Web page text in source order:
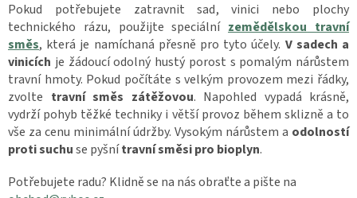
Pokud potřebujete zatravnit sad, vinici nebo plochy
technického rázu, použijte speciální zemědělskou travní
směs, která je namíchaná přesně pro tyto účely. V sadech a
vinicích je žádoucí odolný hustý porost s pomalým nárůstem
travní hmoty. Pokud počítáte s velkým provozem mezi řádky,
zvolte travní směs zátěžovou. Napohled vypadá krásně,
vydrží pohyb těžké techniky i větší provoz během sklizně a to
vše za cenu minimální údržby. Vysokým nárůstem a odolností
proti suchuse pyšnítravní směsi pro bioplyn.
Potřebujete radu? Klidně se na nás obraťte a pište na